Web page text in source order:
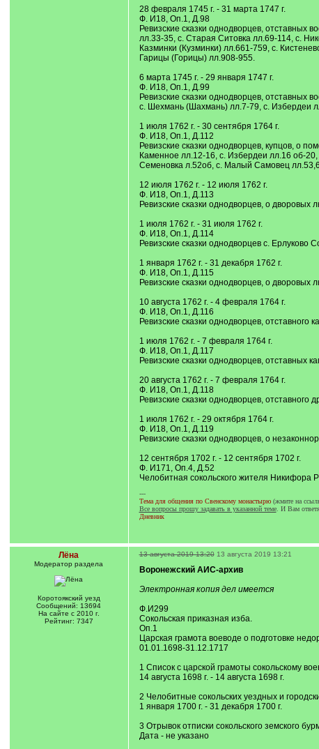
28 февраля 1745 г. - 31 марта 1747 г.
Ф. И18, Оп.1, Д.98
Ревизские сказки однодворцев, отставных
лл.33-35, с. Старая Ситовка лл.69-114, с.
Казминки (Кузминки) лл.661-759, с.
Гарицы (Горицы) лл.908-955.
6 марта 1745 г. - 29 января 1747 г.
Ф. И18, Оп.1, Д.99
Ревизские сказки однодворцев, отставных
с. Шехмань (Шахмань) лл.7-79, с. Избердеи
1 июля 1762 г. - 30 сентября 1764 г.
Ф. И18, Оп.1, Д.112
Ревизские сказки однодворцев, купцов, о
Каменное лл.12-16, с. Избердеи лл.16 об-
Семеновка л.52об, с. Малый Самовец
12 июля 1762 г. - 12 июля 1762 г.
Ф. И18, Оп.1, Д.113
Ревизские сказки однодворцев, о дворовых
1 июля 1762 г. - 31 июля 1762 г.
Ф. И18, Оп.1, Д.114
Ревизские сказки однодворцев с. Ерлуково
1 января 1762 г. - 31 декабря 1762 г.
Ф. И18, Оп.1, Д.115
Ревизские сказки однодворцев, о дворовых
10 августа 1762 г. - 4 февраля 1764 г.
Ф. И18, Оп.1, Д.116
Ревизские сказки однодворцев, отставного
1 июля 1762 г. - 7 февраля 1764 г.
Ф. И18, Оп.1, Д.117
Ревизские сказки однодворцев, отставных
20 августа 1762 г. - 7 февраля 1764 г.
Ф. И18, Оп.1, Д.118
Ревизские сказки однодворцев, отставного
1 июля 1762 г. - 29 октября 1764 г.
Ф. И18, Оп.1, Д.119
Ревизские сказки однодворцев, о
12 сентября 1702 г. - 12 сентября 1702 г.
Ф. И171, Оп.4, Д.52
Челобитная сокольского жителя Никифора
---
Тема для общения по Свенскому монастырю(жмите на
Все вопросы прошу задавать в указанной теме. И Вам
Дневник
Лёна
Модератор раздела
Коротоякский уезд
Сообщений: 13694
На сайте с 2010 г.
Рейтинг: 7347
13 августа 2019 13:20 13 августа 2019 13:21
Воронежский АИС-архив
Электронная копия дел имеется
Ф.И299
Сокольская приказная изба.
Оп.1
Царская грамота воеводе о подготовке
01.01.1698-31.12.1717
1 Список с царской грамоты сокольскому
14 августа 1698 г. - 14 августа 1698 г.
2 Челобитные сокольских уездных и
1 января 1700 г. - 31 декабря 1700 г.
3 Отрывок отписки сокольского земского
Дата - не указано